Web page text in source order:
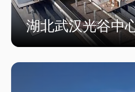
湖北武汉光谷中
间